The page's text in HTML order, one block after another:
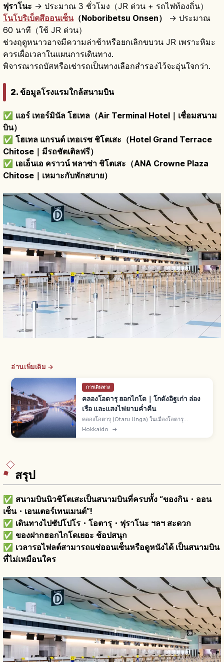
ฟุราโนะ → ประมาณ 3 ชั่วโมง（JR ด่วน + รถไฟท้องถิ่น）
โนโบริเบ็ตสึออนเซ็น（Noboribetsu Onsen）
→ ประมาณ
60 นาที（ใช้ JR ด่วน）
ช่วงฤดูหนาวอาจมีความล่าช้าหรือยกเลิกขบวน JR เพราะหิมะ
ควรเผื่อเวลาในแผนการเดินทาง.
พิจารณารถบัสหรือเช่ารถเป็นทางเลือกสำรองไว้จะอุ่นใจกว่า.
2. ข้อมูลโรงแรมใกล้สนามบิน
✅ แอร์ เทอร์มินัล โฮเทล（Air Terminal Hotel｜เชื่อมสนาม
บิน）
✅ โฮเทล แกรนด์ เทอเรซ ชิโตเสะ（Hotel Grand Terrace
Chitose｜มีรถชัตเติลฟรี）
✅ เอเอ็นเอ คราวน์ พลาซ่า ชิโตเสะ（ANA Crowne Plaza
Chitose｜เหมาะกับพักสบาย）
อ่านเพิ่มเติม →
การเดินทาง
คลองโอตารุ ฮอกไกโด｜โกดังอิฐเก่า ล่อง
เรือ และแสงไฟยามค่ำคืน
คลองโอตารุ (Otaru Unga) ในเมืองโอตารุ
ฮอกไกโด สร้างเสร็จปี 1923 ความยาว 1,140 ม.
Hokkaido →
สรุป
✅ สนามบินนิวชิโตเสะเป็นสนามบินที่ครบทั้ง “ของกิน・ออน
เซ็น・เอนเตอร์เทนเมนต์”!
✅ เดินทางไปซัปโปโร・โอตารุ・ฟุราโนะ ฯลฯ สะดวก
✅ ของฝากฮอกไกโดเยอะ ช้อปสนุก
✅ เวลารอไฟลต์สามารถแช่ออนเซ็นหรือดูหนังได้ เป็นสนามบิน
ที่ไม่เหมือนใคร